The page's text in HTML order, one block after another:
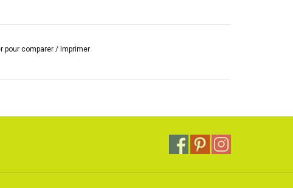
pour comparer/ Imprimer